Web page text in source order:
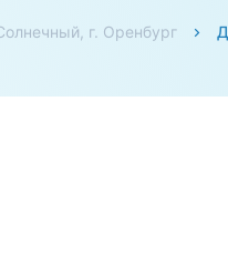
г. Оренбург